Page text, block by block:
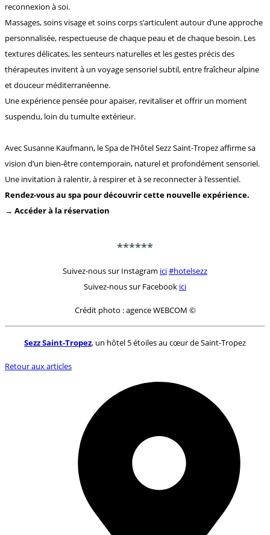
reconnexion à soi.
Massages, soins visage et soins corps s’articulent autour d’une approche
personnalisée, respectueuse de chaque peau et de chaque besoin. Les
textures délicates, les senteurs naturelles et les gestes précis des
thérapeutes invitent à un voyage sensoriel subtil, entre fraîcheur alpine
et douceur méditerranéenne.
Une expérience pensée pour apaiser, revitaliser et offrir un moment
suspendu, loin du tumulte extérieur.
Avec Susanne Kaufmann, le Spa de l’Hôtel Sezz Saint-Tropez affirme sa
vision d’un bien-être contemporain, naturel et profondément sensoriel.
Une invitation à ralentir, à respirer et à se reconnecter à l’essentiel.
Rendez-vous au spa pour découvrir cette nouvelle expérience.
→ Accéder à la réservation
******
Suivez-nous sur Instagram ici#hotelsezz
Suivez-nous sur Facebook ici
Crédit photo : agence WEBCOM ©
Sezz Saint-Tropez, un hôtel 5 étoiles au cœur de Saint-Tropez
Retour aux articles